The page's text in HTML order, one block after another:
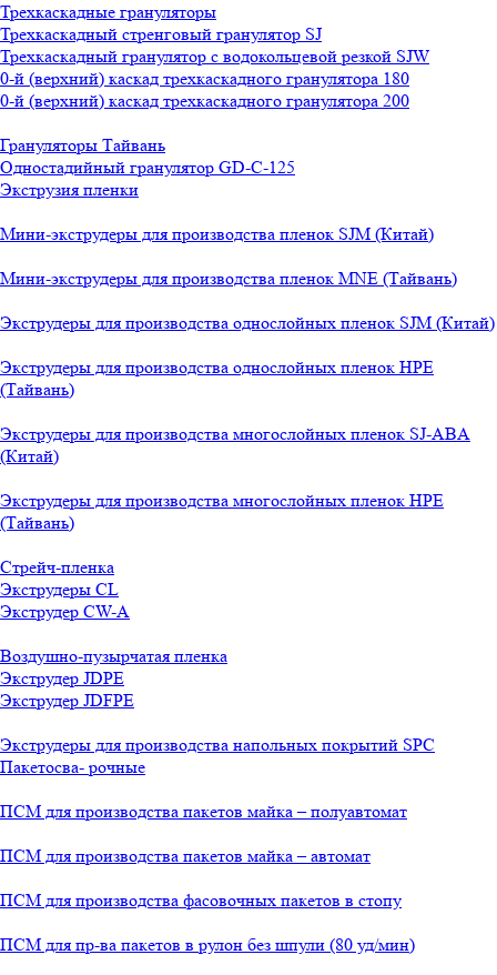
Трехкаскадные грануляторы
Трехкаскадный стренговый гранулятор SJ
Трехкаскадный гранулятор с водокольцевой резкой SJW
0-й (верхний) каскад трехкаскадного гранулятора 180
0-й (верхний) каскад трехкаскадного гранулятора 200
Грануляторы Тайвань
Одностадийный гранулятор GD-C-125
Экструзия пленки
Мини-экструдеры для производства пленок SJM (Китай)
Мини-экструдеры для производства пленок MNE (Тайвань)
Экструдеры для производства однослойных пленок SJM (Китай)
Экструдеры для производства однослойных пленок HPE
(Тайвань)
Экструдеры для производства многослойных пленок SJ-ABA
(Китай)
Экструдеры для производства многослойных пленок HPE
(Тайвань)
Стрейч-пленка
Экструдеры CL
Экструдер CW-A
Воздушно-пузырчатая пленка
Экструдер JDPE
Экструдер JDFPE
Экструдеры для производства напольных покрытий SPC
Пакетосва- рочные
ПСМ для производства пакетов майка – полуавтомат
ПСМ для производства пакетов майка – автомат
ПСМ для производства фасовочных пакетов в стопу
ПСМ для пр-ва пакетов в рулон без шпули (80 уд/мин)